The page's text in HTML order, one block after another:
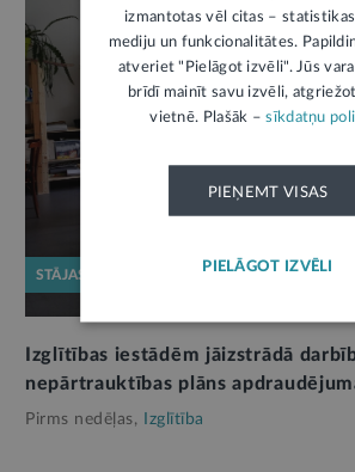
STĀJAS SPĒKĀ
Izglītības iestādēm jāizstrādā
nepārtrauktības plāns
Pirms nedēļas, Izglītība
izmantotas vēl citas –
mediju un funkcionalitātes.
atveriet "Pielāgot izvēli". Jūs
brīdī mainīt savu izvēli,
vietnē. Plašāk –sīkdatņu
PIEŅEMT VISAS
PIELĀGOT IZVĒLI